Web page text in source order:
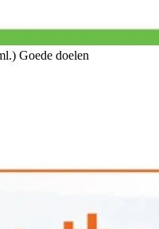
Goede doelen